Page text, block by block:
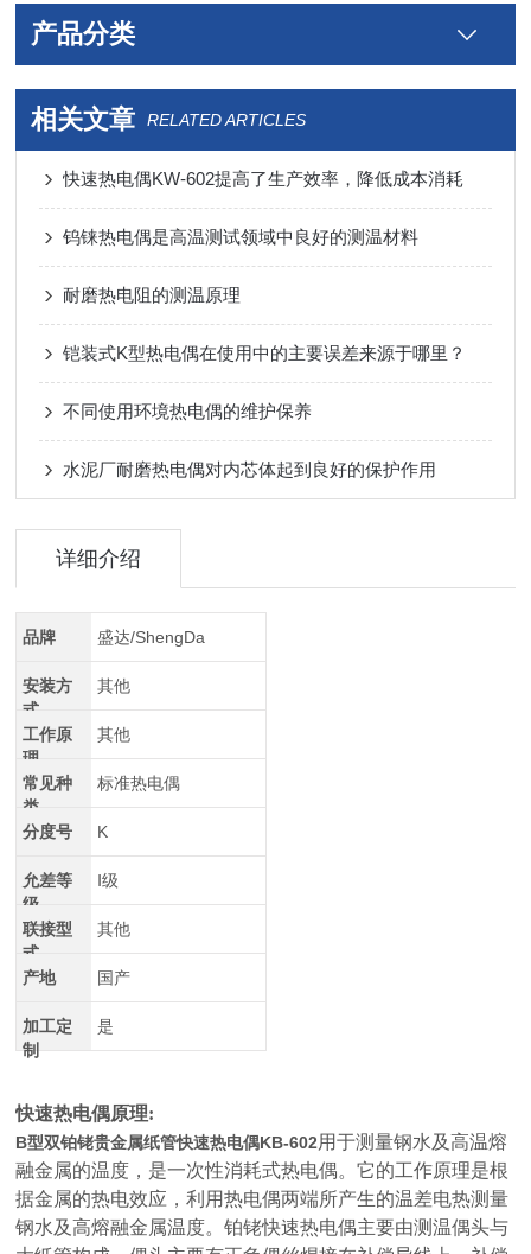
产品分类
相关文章 RELATED ARTICLES
快速热电偶KW-602提高了生产效率，降低成本消耗
钨铼热电偶是高温测试领域中良好的测温材料
耐磨热电阻的测温原理
铠装式K型热电偶在使用中的主要误差来源于哪里？
不同使用环境热电偶的维护保养
水泥厂耐磨热电偶对内芯体起到良好的保护作用
详细介绍
品牌 盛达/ShengDa
安装方
式
其他
工作原
理
其他
常见种
类
标准热电偶
分度号 K
允差等
级
Ⅰ级
联接型
式
其他
产地 国产
加工定
制
是
快速热电偶原理:
B型双铂铑贵金属纸管快速热电偶KB-602用于测量钢水及高温熔
融金属的温度，是一次性消耗式热电偶。它的工作原理是根
据金属的热电效应，利用热电偶两端所产生的温差电热测量
钢水及高熔融金属温度。铂铑快速热电偶主要由测温偶头与